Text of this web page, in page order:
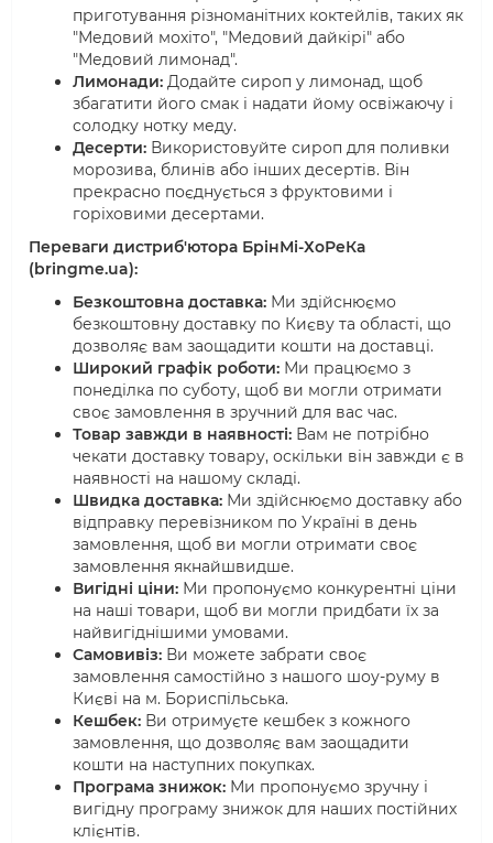
приготування різноманітних коктейлів, таких як
"Медовий мохіто", "Медовий дайкірі" або
"Медовий лимонад".
Лимонади: Додайте сироп у лимонад, щоб
збагатити його смак і надати йому освіжаючу і
солодку нотку меду.
Десерти: Використовуйте сироп для поливки
морозива, блинів або інших десертів. Він
прекрасно поєднується з фруктовими і
горіховими десертами.
Переваги дистриб'ютора БрінМі-ХоРеКа
(bringme.ua):
Безкоштовна доставка: Ми здійснюємо
безкоштовну доставку по Києву та області, що
дозволяє вам заощадити кошти на доставці.
Широкий графік роботи: Ми працюємо з
понеділка по суботу, щоб ви могли отримати
своє замовлення в зручний для вас час.
Товар завжди в наявності: Вам не потрібно
чекати доставку товару, оскільки він завжди є в
наявності на нашому складі.
Швидка доставка: Ми здійснюємо доставку або
відправку перевізником по Україні в день
замовлення, щоб ви могли отримати своє
замовлення якнайшвидше.
Вигідні ціни: Ми пропонуємо конкурентні ціни
на наші товари, щоб ви могли придбати їх за
найвигіднішими умовами.
Самовивіз: Ви можете забрати своє
замовлення самостійно з нашого шоу-руму в
Києві на м. Бориспільська.
Кешбек: Ви отримуєте кешбек з кожного
замовлення, що дозволяє вам заощадити
кошти на наступних покупках.
Програма знижок: Ми пропонуємо зручну і
вигідну програму знижок для наших постійних
клієнтів.